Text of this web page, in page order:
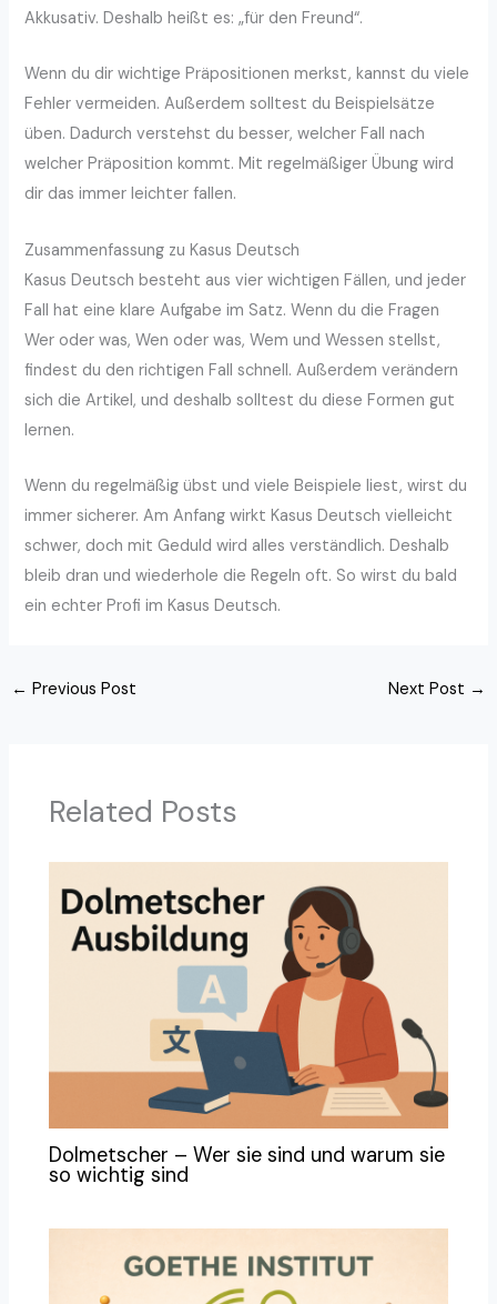
Akkusativ. Deshalb heißt es: „für den Freund“.
Wenn du dir wichtige Präpositionen merkst, kannst du viele
Fehler vermeiden. Außerdem solltest du Beispielsätze
üben. Dadurch verstehst du besser, welcher Fall nach
welcher Präposition kommt. Mit regelmäßiger Übung wird
dir das immer leichter fallen.
Zusammenfassung zu Kasus Deutsch
Kasus Deutsch besteht aus vier wichtigen Fällen, und jeder
Fall hat eine klare Aufgabe im Satz. Wenn du die Fragen
Wer oder was, Wen oder was, Wem und Wessen stellst,
findest du den richtigen Fall schnell. Außerdem verändern
sich die Artikel, und deshalb solltest du diese Formen gut
lernen.
Wenn du regelmäßig übst und viele Beispiele liest, wirst du
immer sicherer. Am Anfang wirkt Kasus Deutsch vielleicht
schwer, doch mit Geduld wird alles verständlich. Deshalb
bleib dran und wiederhole die Regeln oft. So wirst du bald
ein echter Profi im Kasus Deutsch.
← Previous Post Next Post →
Related Posts
Dolmetscher – Wer sie sind und warum sie
so wichtig sind